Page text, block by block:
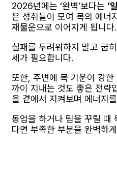
2026년에는 ‘완벽’보다는 ‘
은 성취들이 모여 목의 에너
재물운으로 이어지게 됩니다.
실패를 두려워하지 말고 굽
세가 필요합니다.
또한, 주변에 목 기운이 강
까이 지내는 것도 좋은 전략
을 곁에서 지켜보며 에너지
동업을 하거나 팀을 꾸릴 때
다면 부족한 부분을 완벽하